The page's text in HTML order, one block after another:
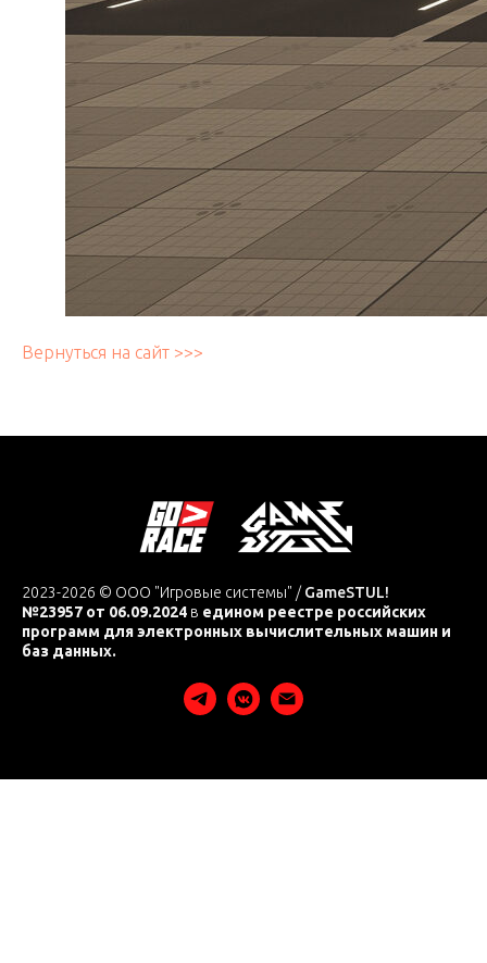
Вернуться на сайт >>>
2023-2026 © ООО "Игровые системы" / GameSTUL!
№23957 от 06.09.2024 в едином реестре российских
программ для электронных вычислительных машин и
баз данных.